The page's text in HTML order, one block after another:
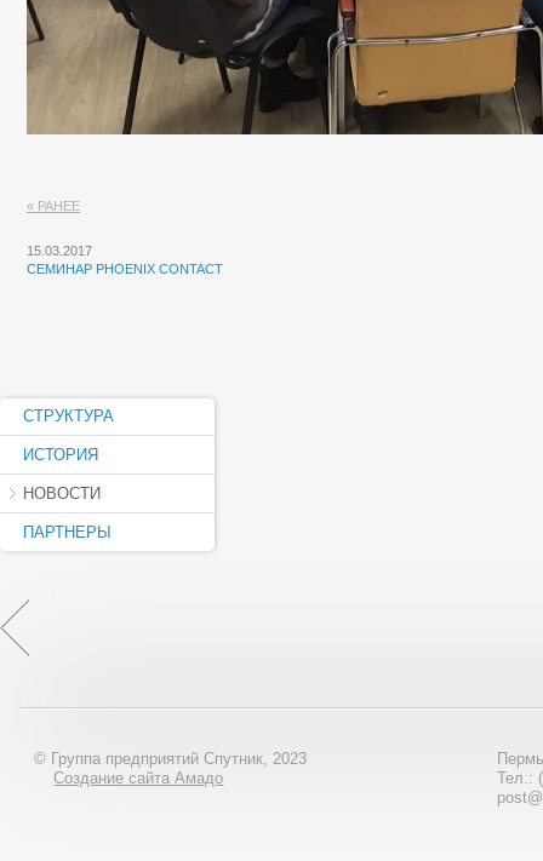
« РАНЕЕ
15.03.2017
СЕМИНАР PHOENIX CONTACT
СТРУКТУРА
ИСТОРИЯ
НОВОСТИ
ПАРТНЕРЫ
© Группа предприятий Спутник, 2023
Создание сайта Амадо
Тел.: